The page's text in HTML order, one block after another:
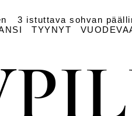
3 istuttava sohvan
TYYNYT